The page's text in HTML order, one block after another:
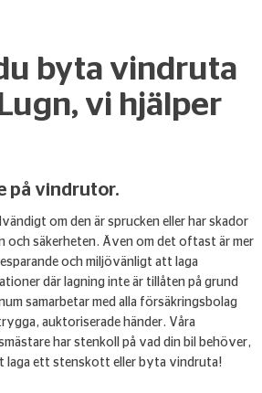
byta vindruta
vi hjälper
på vindrutor.
om den är sprucken eller har skador
och säkerheten. Även om det oftast är mer
och miljövänligt att laga
där lagning inte är tillåten på grund
samarbetar med alla försäkringsbolag
auktoriserade händer. Våra
har stenkoll på vad din bil behöver,
laga ett stenskott eller byta vindruta!